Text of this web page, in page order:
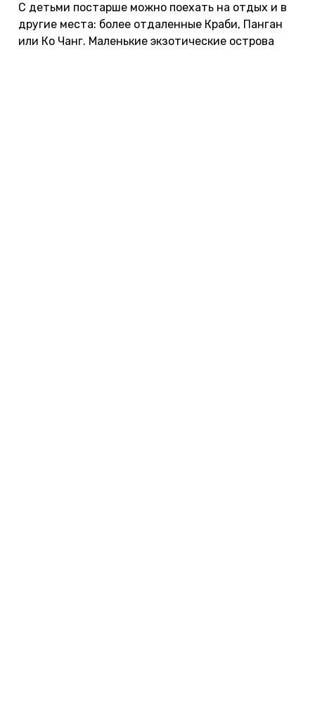
С детьми постарше можно поехать на отдых и в
другие места: более отдаленные Краби, Панган
или Ко Чанг. Маленькие экзотические острова